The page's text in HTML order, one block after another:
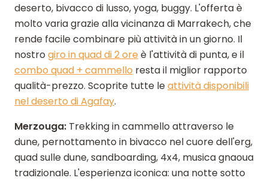
deserto, bivacco di lusso, yoga, buggy. L'offerta è
molto varia grazie alla vicinanza di Marrakech, che
rende facile combinare più attività in un giorno. Il
nostro giro in quad di 2 oreè l'attività di punta, e il
combo quad + cammello resta il miglior rapporto
qualità-prezzo. Scoprite tutte leattività disponibili
nel deserto di Agafay.
Merzouga: Trekking in cammello attraverso le
dune, pernottamento in bivacco nel cuore dell'erg,
quad sulle dune, sandboarding, 4x4, musica gnaoua
tradizionale. L'esperienza iconica: una notte sotto